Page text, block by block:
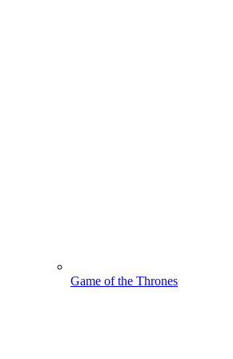
Game of the Thrones